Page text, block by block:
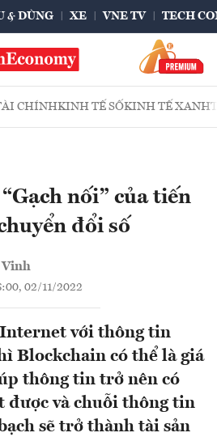
& DÙNG XE VNE TV TECH
CHÍNHKINH TẾ SỐKINH TẾ XANH
nối” của tiến
đổi số
02/11/2022
với thông tin
Blockchain có thể là giá
thông tin trở nên có
được và chuỗi thông tin
sẽ trở thành tài sản